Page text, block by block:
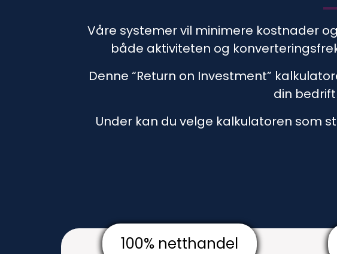
Våre systemer vil minimere kostnader
både aktiviteten og
Denne “Return on Investment”
din
Under kan du velge kalkulatoren som
100% netthandel